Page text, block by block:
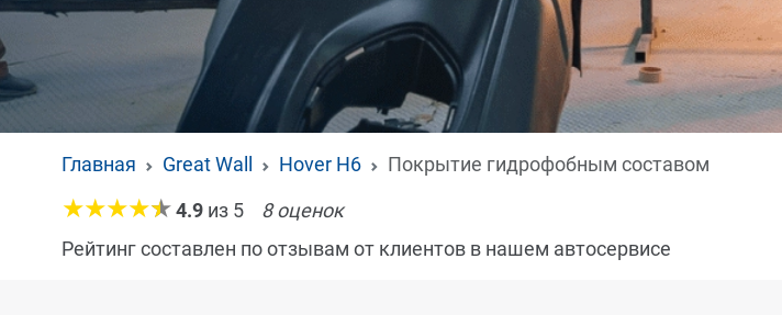
Главная Great Wall Hover H6
Покрытие гидрофобным составом
4.9 из 5 8оценок
Рейтинг составлен по отзывам от клиентов в нашем автосервисе